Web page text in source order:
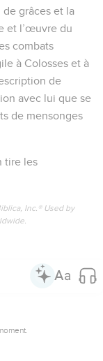
façon digne du
Vous produirez
dans la
égards par sa
tout supporter
a rendus
de la nuit et nous
aimé.
et que nos péchés
les cieux et sur